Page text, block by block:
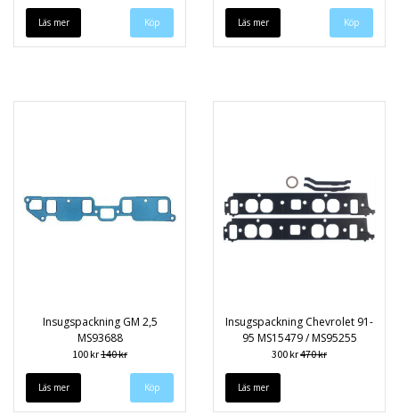
Läs mer Läs mer
Insugspackning GM 2,5
MS93688
100 kr140 kr
Läs mer
Insugspackning Chevrolet 91-
95 MS15479 / MS95255
300 kr470 kr
Läs mer